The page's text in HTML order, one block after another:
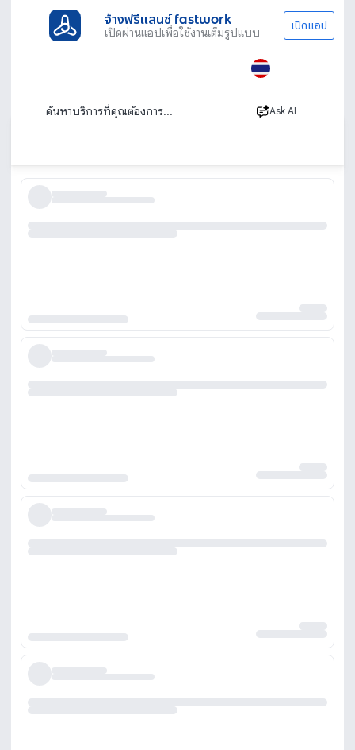
จ้างฟรีแลนซ์ fastwork
เปิดผ่านแอปเพื่อใช้งานเต็มรูปแบบ เปิดแอป
Ask AI
สอนภาษาไทยให้ชาวต่างชาติ
สอนภาษาไทยให้ชาวต่างชาติ หาครูสอนภาษาไทย
ให้ชาวต่างชาติ